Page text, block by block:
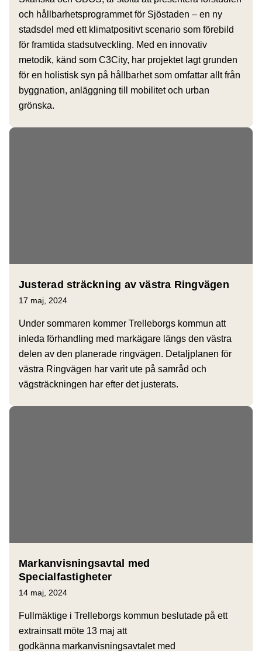
och hållbarhetsprogrammet för Sjöstaden – en ny
stadsdel med ett klimatpositivt scenario som förebild
för framtida stadsutveckling. Med en innovativ
metodik, känd som C3City, har projektet lagt grunden
för en holistisk syn på hållbarhet som omfattar allt från
byggnation, anläggning till mobilitet och urban
grönska.
Justerad sträckning av västra Ringvägen
17 maj, 2024
Under sommaren kommer Trelleborgs kommun att
inleda förhandling med markägare längs den västra
delen av den planerade ringvägen. Detaljplanen för
västra Ringvägen har varit ute på samråd och
vägsträckningen har efter det justerats.
Markanvisningsavtal med
Specialfastigheter
14 maj, 2024
Fullmäktige i Trelleborgs kommun beslutade på ett
extrainsatt möte 13 maj att
godkänna markanvisningsavtalet med